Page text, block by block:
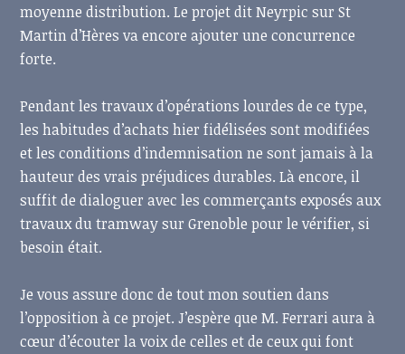
moyenne distribution. Le projet dit Neyrpic sur St
Martin d’Hères va encore ajouter une concurrence
forte.
Pendant les travaux d’opérations lourdes de ce type,
les habitudes d’achats hier fidélisées sont modifiées
et les conditions d’indemnisation ne sont jamais à la
hauteur des vrais préjudices durables. Là encore, il
suffit de dialoguer avec les commerçants exposés aux
travaux du tramway sur Grenoble pour le vérifier, si
besoin était.
Je vous assure donc de tout mon soutien dans
l’opposition à ce projet. J’espère que M. Ferrari aura à
cœur d’écouter la voix de celles et de ceux qui font